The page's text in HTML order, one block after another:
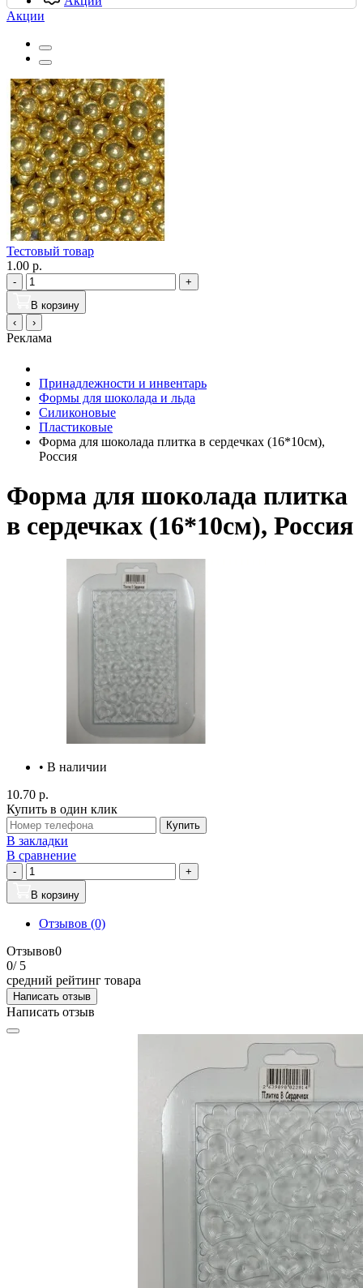
Акции
Тестовый товар
1.00 р.
-
+
В корзину
‹
›
Реклама
Принадлежности и инвентарь
Формы для шоколада и льда
Силиконовые
Пластиковые
Форма для шоколада плитка в сердечках (16*10см),
Россия
Форма для шоколада плитка
в сердечках (16*10см), Россия
• В наличии
10.70 р.
Купить в один клик
Купить
В закладки
В сравнение
-
+
В корзину
Отзывов (0)
Отзывов0
0/ 5
средний рейтинг товара
Написать отзыв
Написать отзыв